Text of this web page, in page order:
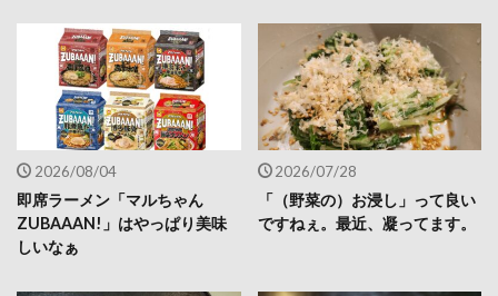
2026/08/04
即席ラーメン「マルちゃん
ZUBAAAN!」はやっぱり美味
しいなぁ
2026/07/28
「（野菜の）お浸し」って良い
ですねぇ。最近、凝ってます。